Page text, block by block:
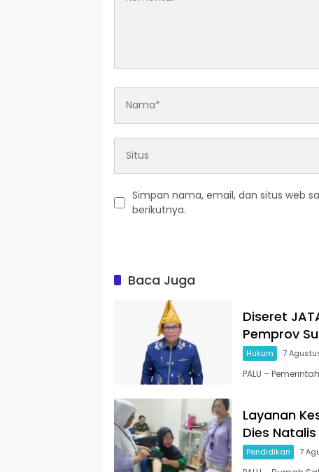
Simpan nama, email, dan situs web
berikutnya.
Baca Juga
Diseret
Pemprov
Hukum 7
PALU –
Layanan
Dies
Pendidikan 7